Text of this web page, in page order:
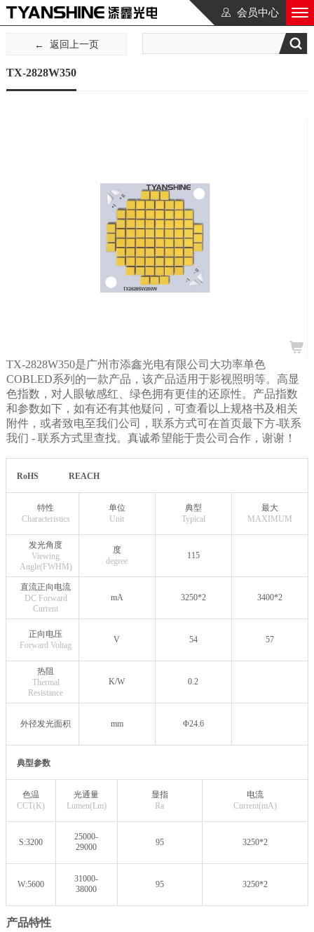
会员中心
返回上一页
TX-2828W350
TX-2828W350是广州市添鑫光电有限公司大功率单色
COBLED系列的一款产品，该产品适用于影视照明等。高显
色指数，对人眼敏感红、绿色拥有更佳的还原性。产品指数
和参数如下，如有还有其他疑问，可查看以上规格书及相关
附件，或者致电至我们公司，联系方式可在首页最下方-联系
我们 - 联系方式里查找。真诚希望能于贵公司合作，谢谢！
RoHS REACH
特性
Characteristics
单位
Unit
典型
Typical
最大
MAXIMUM
发光角度
Viewing
Angle(FWHM)
度
degree
115
直流正向电流
DC Forward
Current
mA 3250*2 3400*2
正向电压
Forward Voltag
V 54 57
热阻
Thermal
Resistance
K/W 0.2
外径发光面积 mm Φ24.6
典型参数
色温
CCT(K)
光通量
Lumen(Lm)
显指
Ra
电流
Current(mA)
S:3200
25000-
29000
95 3250*2
W:5600
31000-
38000
95 3250*2
产品特性